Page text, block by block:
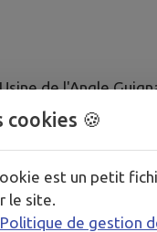
de l'Angle
: Station
cookies 🍪
est un petit
le site.
Politique de gestion